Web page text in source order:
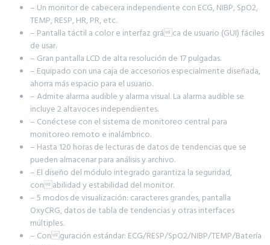
– Un monitor de cabecera independiente con ECG, NIBP, SpO2,
TEMP, RESP, HR, PR, etc.
– Pantalla táctil a color e interfaz gráca de usuario (GUI) fáciles
de usar.
– Gran pantalla LCD de alta resolución de 17 pulgadas.
– Equipado con una caja de accesorios especialmente diseñada,
ahorra más espacio para el usuario.
– Admite alarma audible y alarma visual. La alarma audible se
incluye 2 altavoces independientes.
– Conéctese con el sistema de monitoreo central para
monitoreo remoto e inalámbrico.
– Hasta 120 horas de lecturas de datos de tendencias que se
pueden almacenar para análisis y archivo.
– El diseño del módulo integrado garantiza la seguridad,
conabilidad y estabilidad del monitor.
– 5 modos de visualización: caracteres grandes, pantalla
OxyCRG, datos de tabla de tendencias y otras interfaces
múltiples.
– Conguración estándar: ECG/RESP/SpO2/NIBP/TEMP/Batería